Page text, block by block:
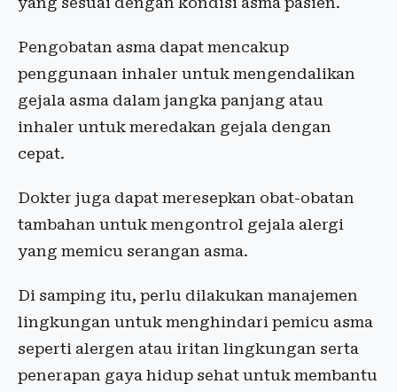
Pengobatan asma dapat mencakup
penggunaan inhaler untuk mengendalikan
gejala asma dalam jangka panjang atau
inhaler untuk meredakan gejala dengan
cepat.
Dokter juga dapat meresepkan obat-obatan
tambahan untuk mengontrol gejala alergi
yang memicu serangan asma.
Di samping itu, perlu dilakukan manajemen
lingkungan untuk menghindari pemicu asma
seperti alergen atau iritan lingkungan serta
penerapan gaya hidup sehat untuk membantu